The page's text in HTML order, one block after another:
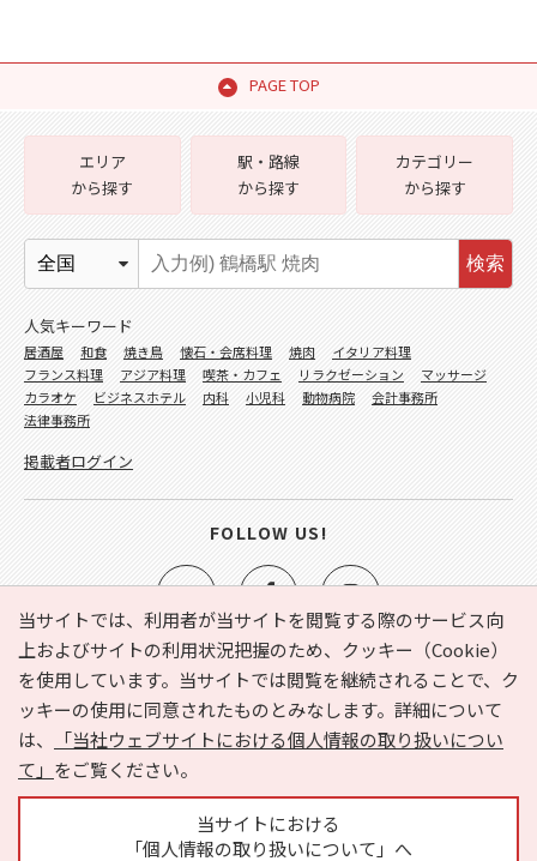
PAGE TOP
当サイトでは、利用者が当サイトを閲覧する際のサービス向
上およびサイトの利用状況把握のため、クッキー（Cookie）
を使用しています。当サイトでは閲覧を継続されることで、ク
ッキーの使用に同意されたものとみなします。詳細について
は、
「当社ウェブサイトにおける個人情報の取り扱いについ
て」 をご覧ください。
当サイトにおける
「個人情報の取り扱いについて」へ
e-NAVITA（イーナビタ）とは？ お気に入り
ヘルプ
利用規約
個人情報の取り扱いについて
運営会社
サイトマップ
広告掲載に関するお問い合わせ
エリア
から探す
駅・路線
から探す
カテゴリー
から探す
検索
人気キーワード
居酒屋 和食 焼き鳥 懐石・会席料理 焼肉
イタリア料理
フランス料理
アジア料理 喫茶・カフェ リラクゼーション
マッサージ
カラオケ
ビジネスホテル 内科 小児科 動物病院
会計事務所
法律事務所
掲載者ログイン
FOLLOW US!